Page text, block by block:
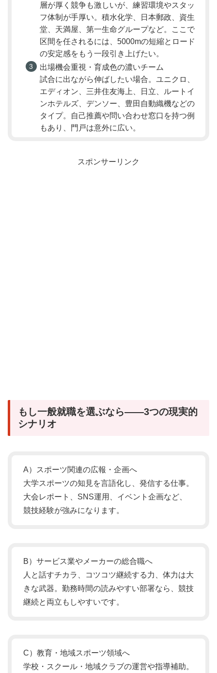
層が厚く競争も激しいが、練習環境やスタッ
フ体制が手厚い。積水化学、日本郵政、資生
堂、天満屋、第一生命グループなど。ここで
区間を任されるには、5000mの短縮とロード
の安定感をもう一段引き上げたい。
出場機会重視・育成色の濃いチーム
試合に出ながら伸ばしたい場合。ユニクロ、
エディオン、三井住友海上、日立、ルートイ
ンホテルズ、デンソー、豊田自動織機などの
タイプ。自己推薦や問い合わせ窓口を持つ例
もあり、門戸は意外に広い。
スポンサーリンク
もし一般就職を選ぶなら——3つの現実的
シナリオ
A）スポーツ関連の広報・企画へ
大学スポーツの知見を言語化し、発信する仕事。
大会レポート、SNS運用、イベント企画など、
競技経験が強みになります。
B）サービス業やメーカーの総合職へ
人と話すチカラ、コツコツ継続する力、体力は大
きな武器。勤務時間の読みやすい部署なら、競技
継続と両立もしやすいです。
C）教育・地域スポーツ領域へ
学校・スクール・地域クラブの運営や指導補助。